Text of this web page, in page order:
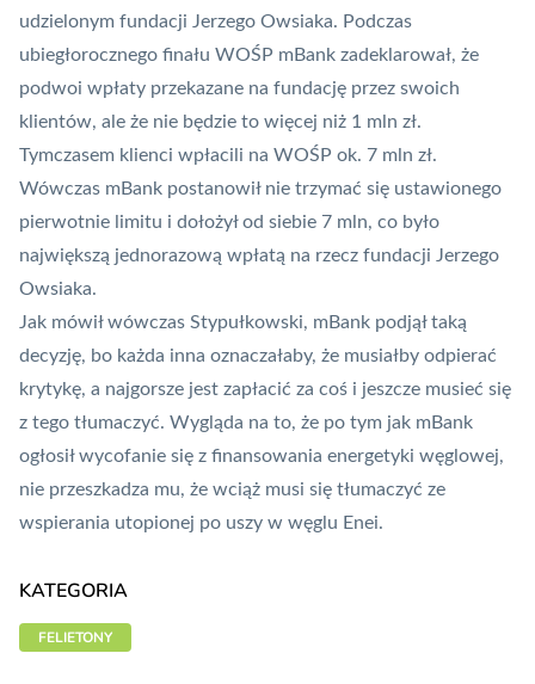
udzielonym fundacji Jerzego Owsiaka. Podczas
ubiegłorocznego finału WOŚP mBank zadeklarował, że
podwoi wpłaty przekazane na fundację przez swoich
klientów, ale że nie będzie to więcej niż 1 mln zł.
Tymczasem klienci wpłacili na WOŚP ok. 7 mln zł.
Wówczas mBank postanowił nie trzymać się ustawionego
pierwotnie limitu i dołożył od siebie 7 mln, co było
największą jednorazową wpłatą na rzecz fundacji Jerzego
Owsiaka.
Jak mówił wówczas Stypułkowski, mBank podjął taką
decyzję, bo każda inna oznaczałaby, że musiałby odpierać
krytykę, a najgorsze jest zapłacić za coś i jeszcze musieć się
z tego tłumaczyć. Wygląda na to, że po tym jak mBank
ogłosił wycofanie się z finansowania energetyki węglowej,
nie przeszkadza mu, że wciąż musi się tłumaczyć ze
wspierania utopionej po uszy w węglu Enei.
KATEGORIA
FELIETONY